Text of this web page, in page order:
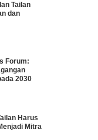
Tailan
dan
Forum:
2030
Harus
Mitra